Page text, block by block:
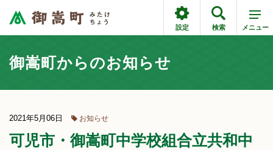
設定 検索 メニュー
御嵩町からのお知らせ
2021年5月06日 お知らせ
可児市・御嵩町中学校組合立共和中